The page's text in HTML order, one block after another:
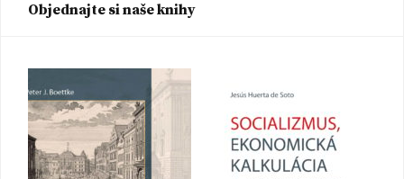
Objednajte si naše knihy